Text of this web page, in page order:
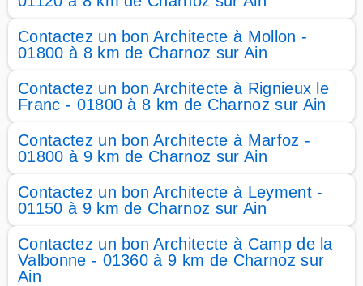
Contactez un bon Architecte à Mollon -
01800 à 8 km de Charnoz sur Ain
Contactez un bon Architecte à Rignieux le
Franc - 01800 à 8 km de Charnoz sur Ain
Contactez un bon Architecte à Marfoz -
01800 à 9 km de Charnoz sur Ain
Contactez un bon Architecte à Leyment -
01150 à 9 km de Charnoz sur Ain
Contactez un bon Architecte à Camp de la
Valbonne - 01360 à 9 km de Charnoz sur
Ain